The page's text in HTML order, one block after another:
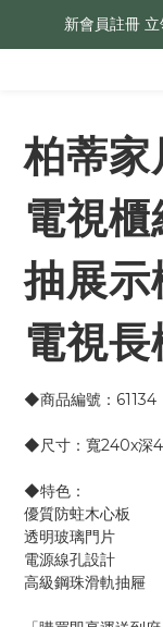
新會員註冊
柏蒂
電視
抽展
電視長
◆商品編號：61134
◆尺寸：寬240x深
◆特色：
優質防蛀木心板
透明玻璃門片
電源線孔設計
高級鋼珠滑軌抽屜